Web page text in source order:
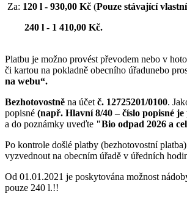
Za: 120 l - 930,00 Kč (Pouze stávající
240 l - 1 410,00 Kč.
Platbu je možno provést převodem nebo v
či kartou na pokladně obecního úřadunebo
na webu“.
Bezhotovostně na účet č. 12725201/0100.
popisné (např. Hlavní 8/40 – číslo popisné
a do poznámky uveďte "Bio odpad 2026 a
Po kontrole došlé platby (bezhotovostní
vyzvednout na obecním úřadě v úředních
Od 01.01.2021 je poskytována možnost
pouze 240 l.!!